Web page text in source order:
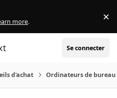
more. ×
Se connecter
d'achat Ordinateurs de bureau